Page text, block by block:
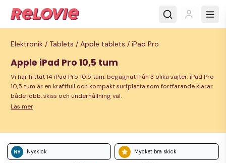
Elektronik / Tablets / Apple tablets / iPad Pro
Apple iPad Pro 10,5 tum
Vi har hittat 14 iPad Pro 10,5 tum, begagnat från 3 olika sajter. iPad Pro
10,5 tum är en kraftfull och kompakt surfplatta som fortfarande klarar
både jobb, skiss och underhållning väl.
Läs mer
Nyskick Mycket bra skick